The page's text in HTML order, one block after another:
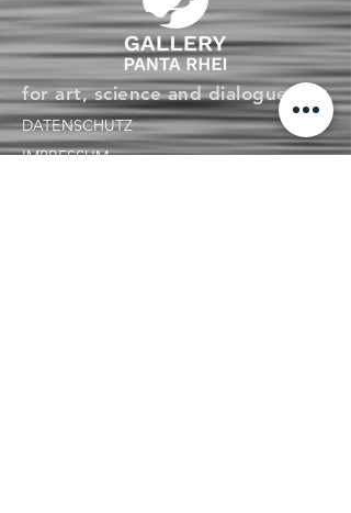
for art, science and dialogue
DATENSCHUTZ
IMPRESSUM